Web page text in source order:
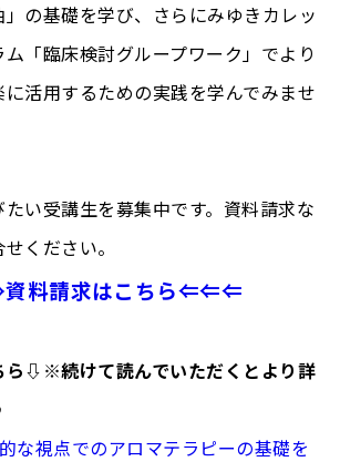
」の基礎を学び、さらにみゆきカレッ
「臨床検討グループワーク」でより
活用するための実践を学んでみませ
い受講生を募集中です。資料請求な
ください。
料請求はこちら⇐⇐⇐
ら⇩※続けて読んでいただくとより詳
な視点でのアロマテラピーの基礎を